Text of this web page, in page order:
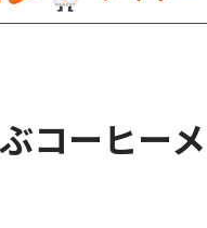
コーヒー